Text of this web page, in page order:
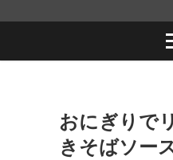
おにぎりで
きそばソー